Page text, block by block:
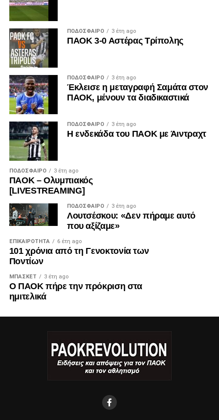
ΠΟΔΌΣΦΑΙΡΟ 3 έτη ago
ΠΑΟΚ 3-0 Αστέρας Τρίπολης
ΠΟΔΌΣΦΑΙΡΟ 3 έτη ago
Έκλεισε η μεταγραφή Σαμάτα στον
ΠΑΟΚ, μένουν τα διαδικαστικά
ΠΟΔΌΣΦΑΙΡΟ 3 έτη ago
Η ενδεκάδα του ΠΑΟΚ με Άιντραχτ
ΠΟΔΌΣΦΑΙΡΟ 3 έτη ago
ΠΑΟΚ – Ολυμπιακός
[LIVESTREAMING]
ΠΟΔΌΣΦΑΙΡΟ 3 έτη ago
Λουτσέσκου: «Δεν πήραμε αυτό
που αξίζαμε»
ΕΠΙΚΑΙΡΌΤΗΤΑ 6 έτη ago
101 χρόνια από τη Γενοκτονία των
Ποντίων
ΜΠΆΣΚΕΤ 3 έτη ago
Ο ΠΑΟΚ πήρε την πρόκριση στα
ημιτελικά